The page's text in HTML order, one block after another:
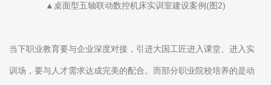
▲桌面型五轴联动数控机床实训室建设案例(图2)
当下职业教育要与企业深度对接，引进大国工匠进入课堂、进入实
训场，要与人才需求达成完美的配合。而部分职业院校培养的是动